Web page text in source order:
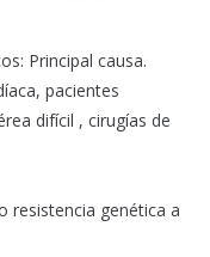
Principal causa.
pacientes
difícil , cirugías de
resistencia genética a